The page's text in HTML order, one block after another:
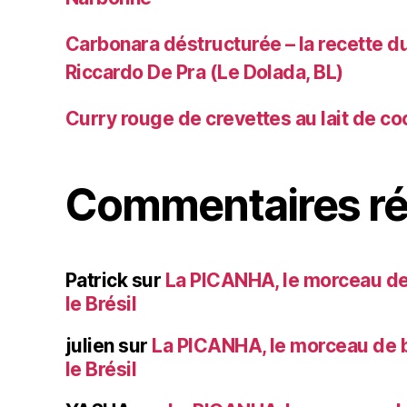
Carbonara déstructurée – la recette
Riccardo De Pra (Le Dolada, BL)
Curry rouge de crevettes au lait de
Commentaires
Patricksur La PICANHA, le morceau
le Brésil
juliensur La PICANHA, le morceau
le Brésil